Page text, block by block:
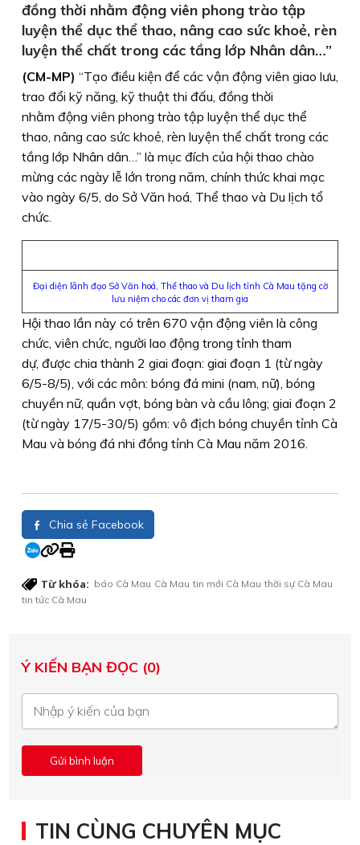
đồng thời nhằm động viên phong trào tập
luyện thể dục thể thao, nâng cao sức khoẻ, rèn
luyện thể chất trong các tầng lớp Nhân dân…”
(CM-MP) “Tạo điều kiện để các vận động viên giao lưu,
trao đổi kỹ năng, kỹ thuật thi đấu, đồng thời
nhằm động viên phong trào tập luyện thể dục thể
thao, nâng cao sức khoẻ, rèn luyện thể chất trong các
tầng lớp Nhân dân…” là mục đích của hội thao chào
mừng các ngày lễ lớn trong năm, chính thức khai mạc
vào ngày 6/5, do Sở Văn hoá, Thể thao và Du lịch tổ
chức.
Đại diện lãnh đạo Sở Văn hoá, Thể thao và Du lịch tỉnh Cà Mau tặng cờ
lưu niệm cho các đơn vị tham gia
Hội thao lần này có trên 670 vận động viên là công
chức, viên chức, người lao động trong tỉnh tham
dự, được chia thành 2 giai đoạn: giai đoạn 1 (từ ngày
6/5-8/5), với các môn: bóng đá mini (nam, nữ), bóng
chuyền nữ, quần vợt, bóng bàn và cầu lông; giai đoạn 2
(từ ngày 17/5-30/5) gồm: vô địch bóng chuyền tỉnh Cà
Mau và bóng đá nhi đồng tỉnh Cà Mau năm 2016.
Chia sẻ Facebook
Từ khóa: báo Cà Mau Cà Mau tin mới Cà Mau thời sự Cà Mau
tin tức Cà Mau
Ý KIẾN BẠN ĐỌC (0)
TIN CÙNG CHUYÊN MỤC